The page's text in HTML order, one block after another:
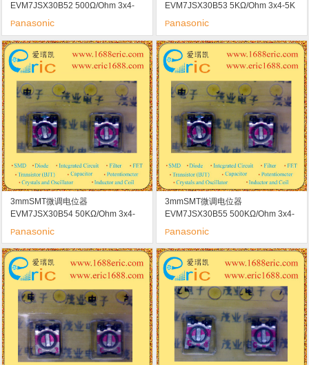
EVM7JSX30B52 500Ω/Ohm 3x4-
500R marking/标记 52
Panasonic
EVM7JSX30B53 5KΩ/Ohm 3x4-5K
marking/标记 53
Panasonic
3mmSMT微调电位器
EVM7JSX30B54 50KΩ/Ohm 3x4-
50K marking/标记 54
Panasonic
3mmSMT微调电位器
EVM7JSX30B55 500KΩ/Ohm 3x4-
500K marking/标记 55
Panasonic